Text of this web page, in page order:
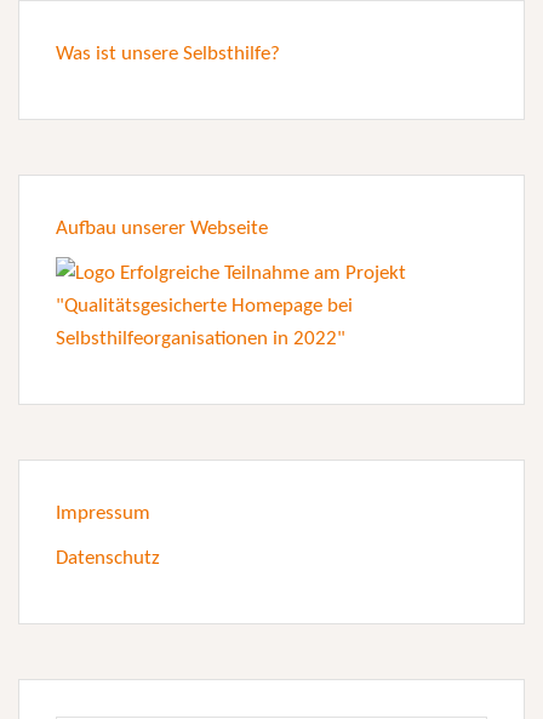
Was ist unsere Selbsthilfe?
Aufbau unserer Webseite
Impressum
Datenschutz